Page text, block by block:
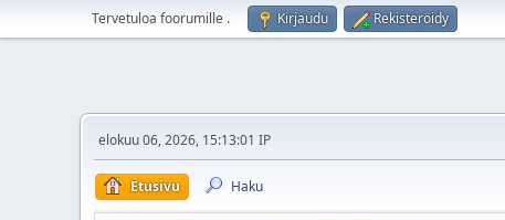
Tervetuloa foorumille . Kirjaudu Rekisteröidy
elokuu 06, 2026, 15:13:01 IP
Etusivu Haku